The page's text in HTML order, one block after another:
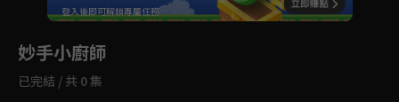
登入後即可解鎖專屬任務
妙手小廚師
已完結 / 共 0 集